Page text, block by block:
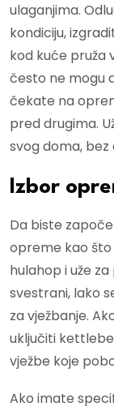
ulaganjima.
kondiciju,
kod kuće
često ne mogu
čekate na
pred drugima.
svog doma,
Izbor
Da biste
opreme kao
hulahop i uže
svestrani, lako
za vježbanje.
uključiti
vježbe koje
Ako imate